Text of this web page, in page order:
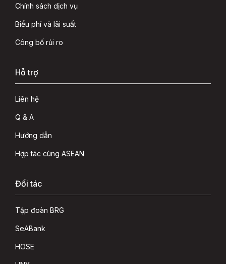
Chính sách dịch vụ
Biểu phí và lãi suất
Công bố rủi ro
Hỗ trợ
Liên hệ
Q & A
Hướng dẫn
Hợp tác cùng ASEAN
Đối tác
Tập đoàn BRG
SeABank
HOSE